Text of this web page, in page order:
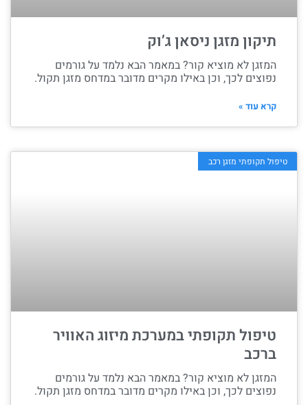
תיקון מזגן ניסאן ג’וק
המזגן לא מוציא קור? במאמר הבא נלמד על גורמים
נפוצים לכך, וכן באילו מקרים מדובר במדחס מזגן תקול.
קרא עוד »
טיפול תקופתי מזגן רכב
טיפול תקופתי במערכת מיזוג האוויר
ברכב
המזגן לא מוציא קור? במאמר הבא נלמד על גורמים
נפוצים לכך, וכן באילו מקרים מדובר במדחס מזגן תקול.